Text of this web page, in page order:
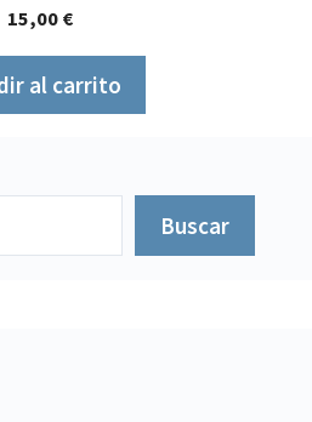
15,00 €
al carrito
Buscar